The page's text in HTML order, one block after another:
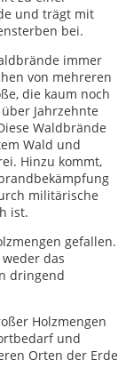
und trägt mit
bei.
immer
von mehreren
die kaum noch
Jahrzehnte
Waldbrände
Wald und
Hinzu kommt,
militärische
ist.
gefallen.
das
dringend
Holzmengen
und
Orten der Erde